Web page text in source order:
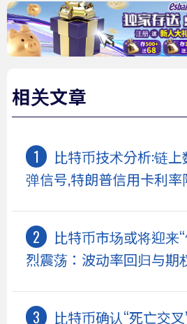
相关文章
比特币技术分析:链
弹信号,特朗普信用卡利
比特币市场或将迎来
烈震荡：波动率回归与期
比特币确认“死亡交